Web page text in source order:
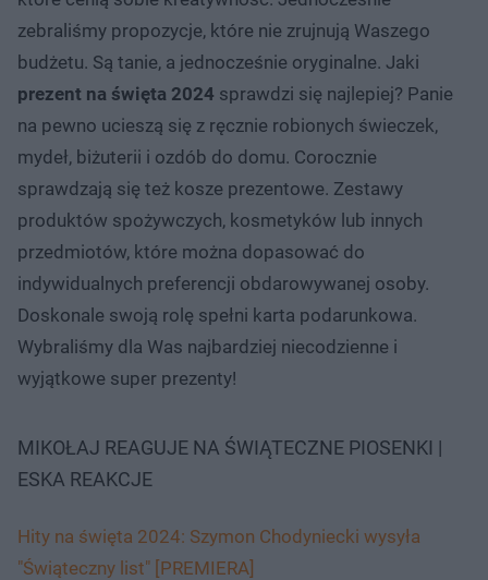
zebraliśmy propozycje, które nie zrujnują Waszego
budżetu. Są tanie, a jednocześnie oryginalne. Jaki
prezent na święta 2024 sprawdzi się najlepiej? Panie
na pewno ucieszą się z ręcznie robionych świeczek,
mydeł, biżuterii i ozdób do domu. Corocznie
sprawdzają się też kosze prezentowe. Zestawy
produktów spożywczych, kosmetyków lub innych
przedmiotów, które można dopasować do
indywidualnych preferencji obdarowywanej osoby.
Doskonale swoją rolę spełni karta podarunkowa.
Wybraliśmy dla Was najbardziej niecodzienne i
wyjątkowe super prezenty!
MIKOŁAJ REAGUJE NA ŚWIĄTECZNE PIOSENKI |
ESKA REAKCJE
Hity na święta 2024: Szymon Chodyniecki wysyła
"Świąteczny list" [PREMIERA]